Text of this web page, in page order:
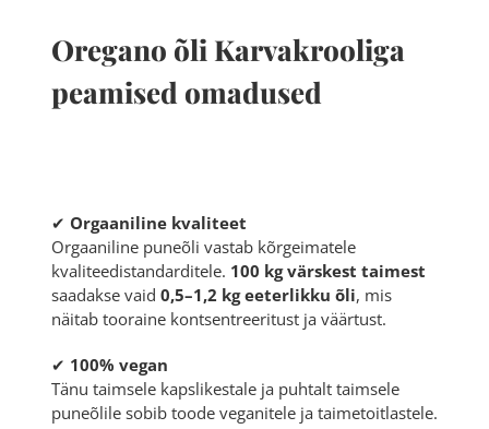
Oregano õli Karvakrooliga
peamised omadused
✔ Orgaaniline kvaliteet
Orgaaniline puneõli vastab kõrgeimatele
kvaliteedistandarditele. 100 kg värskest taimest
saadakse vaid 0,5–1,2 kg eeterlikku õli, mis
näitab tooraine kontsentreeritust ja väärtust.
✔ 100% vegan
Tänu taimsele kapslikestale ja puhtalt taimsele
puneõlile sobib toode veganitele ja taimetoitlastele.